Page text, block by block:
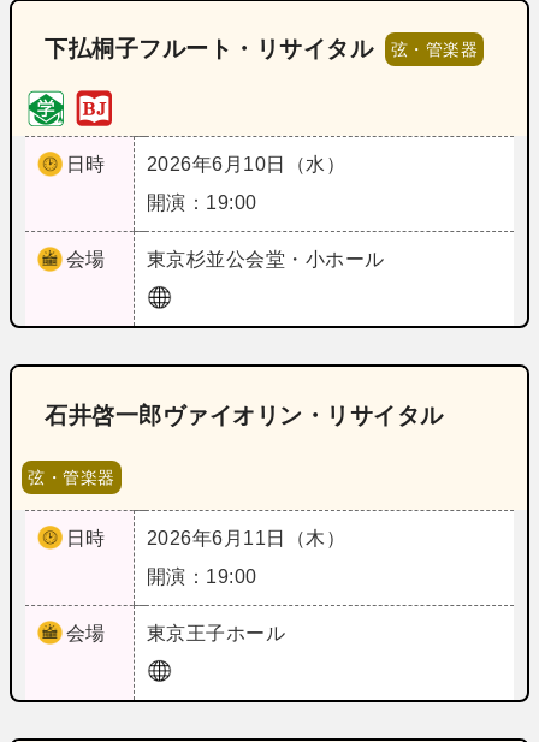
下払桐子フルート・リサイタル 弦・管楽器
日時
2026年6月10日（水）
開演：19:00
会場 東京杉並公会堂・小ホール
石井啓一郎ヴァイオリン・リサイタル
弦・管楽器
日時
2026年6月11日（木）
開演：19:00
会場 東京王子ホール